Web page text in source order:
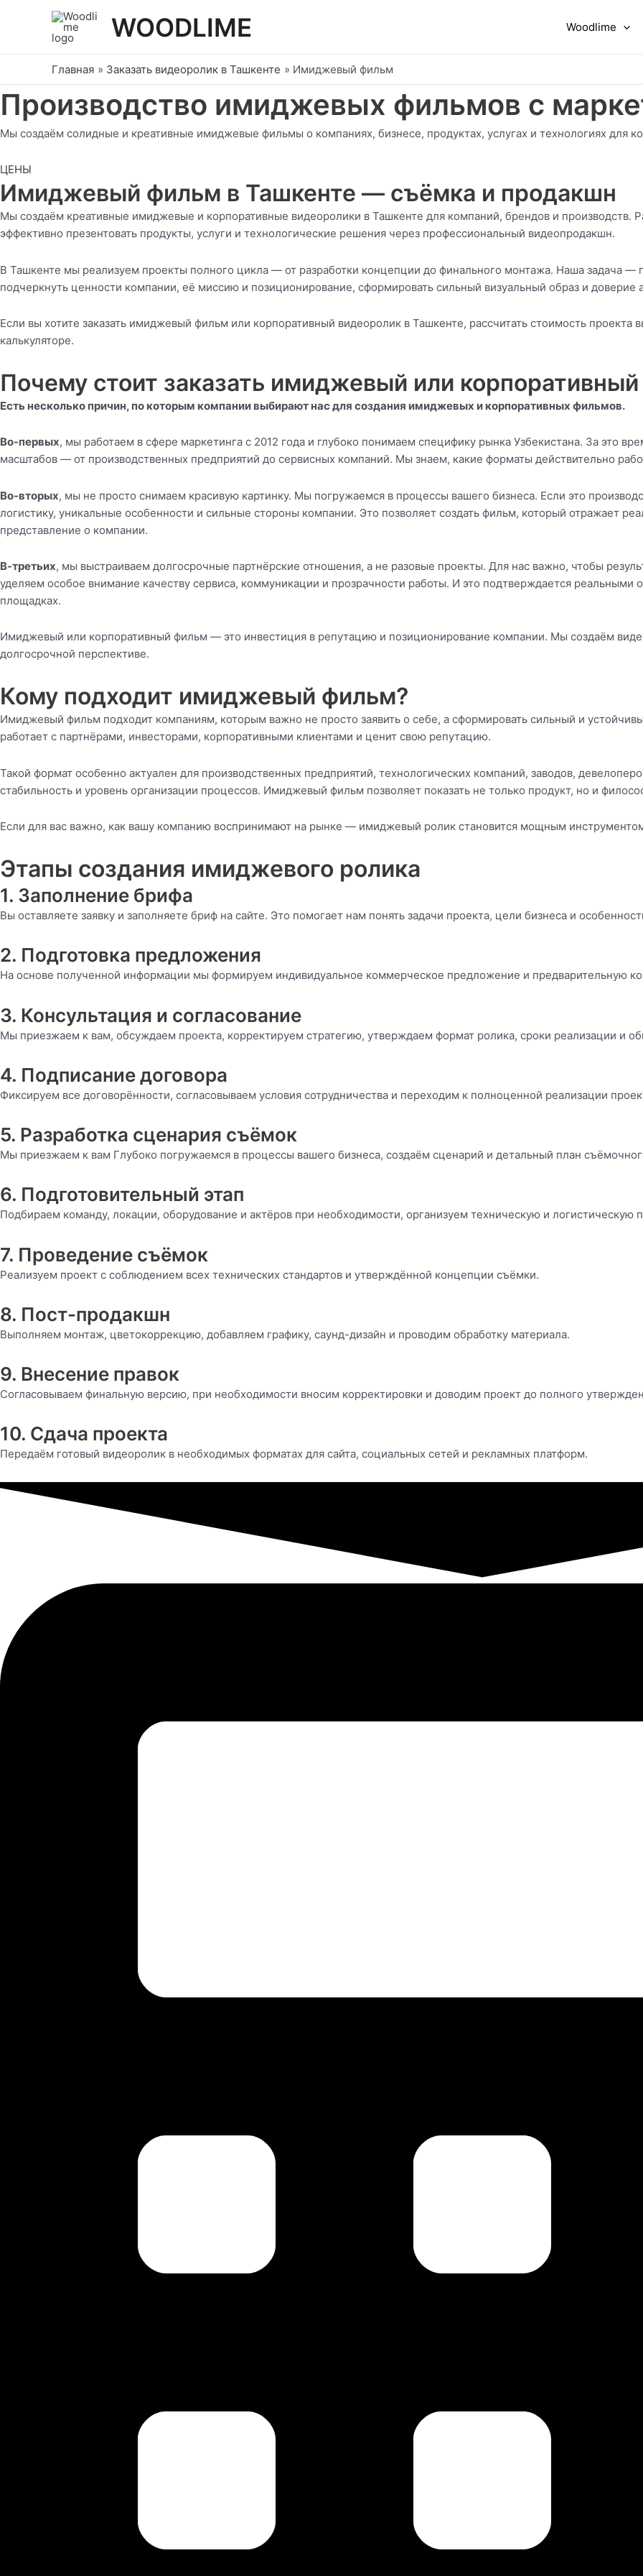
содержимому
WOODLIME Woodlime
Главная Заказать видеоролик в Ташкенте Имиджевый фильм
Производство имиджевых фильмов с
Мы создаём солидные и креативные имиджевые фильмы о компаниях, бизнесе, продуктах, услугах и технологиях для
ЦЕНЫ
Имиджевый фильм в Ташкенте — съёмка и продакшн
Мы создаём креативные имиджевые и корпоративные видеоролики в Ташкенте для компаний, брендов и производств.
эффективно презентовать продукты, услуги и технологические решения через профессиональный видеопродакшн.
В Ташкенте мы реализуем проекты полного цикла — от разработки концепции до финального монтажа. Наша задача —
подчеркнуть ценности компании, её миссию и позиционирование, сформировать сильный визуальный образ и доверие
Если вы хотите заказать имиджевый фильм или корпоративный видеоролик в Ташкенте, рассчитать стоимость
калькуляторе.
Почему стоит заказать имиджевый или
Есть несколько причин, по которым компании выбирают нас для создания имиджевых и корпоративных фильмов.
Во-первых, мы работаем в сфере маркетинга с 2012 года и глубоко понимаем специфику рынка Узбекистана. За это
масштабов — от производственных предприятий до сервисных компаний. Мы знаем, какие форматы действительно
Во-вторых, мы не просто снимаем красивую картинку. Мы погружаемся в процессы вашего бизнеса. Если это
логистику, уникальные особенности и сильные стороны компании. Это позволяет создать фильм, который отражает
представление о компании.
В-третьих, мы выстраиваем долгосрочные партнёрские отношения, а не разовые проекты. Для нас важно, чтобы
уделяем особое внимание качеству сервиса, коммуникации и прозрачности работы. И это подтверждается
площадках.
Имиджевый или корпоративный фильм — это инвестиция в репутацию и позиционирование компании. Мы создаём
долгосрочной перспективе.
Кому подходит имиджевый фильм?
Имиджевый фильм подходит компаниям, которым важно не просто заявить о себе, а сформировать сильный и
работает с партнёрами, инвесторами, корпоративными клиентами и ценит свою репутацию.
Такой формат особенно актуален для производственных предприятий, технологических компаний, заводов,
стабильность и уровень организации процессов. Имиджевый фильм позволяет показать не только продукт, но и
Если для вас важно, как вашу компанию воспринимают на рынке — имиджевый ролик становится мощным
Этапы создания имиджевого ролика
1. Заполнение брифа
Вы оставляете заявку и заполняете бриф на сайте. Это помогает нам понять задачи проекта, цели бизнеса и
2. Подготовка предложения
На основе полученной информации мы формируем индивидуальное коммерческое предложение и предварительную
3. Консультация и согласование
Мы приезжаем к вам, обсуждаем проекта, корректируем стратегию, утверждаем формат ролика, сроки реализации и
4. Подписание договора
Фиксируем все договорённости, согласовываем условия сотрудничества и переходим к полноценной реализации
5. Разработка сценария съёмок
Мы приезжаем к вам Глубоко погружаемся в процессы вашего бизнеса, создаём сценарий и детальный план
6. Подготовительный этап
Подбираем команду, локации, оборудование и актёров при необходимости, организуем техническую и логистическую
7. Проведение съёмок
Реализуем проект с соблюдением всех технических стандартов и утверждённой концепции съёмки.
8. Пост-продакшн
Выполняем монтаж, цветокоррекцию, добавляем графику, саунд-дизайн и проводим обработку материала.
9. Внесение правок
Согласовываем финальную версию, при необходимости вносим корректировки и доводим проект до полного
10. Сдача проекта
Передаём готовый видеоролик в необходимых форматах для сайта, социальных сетей и рекламных платформ.